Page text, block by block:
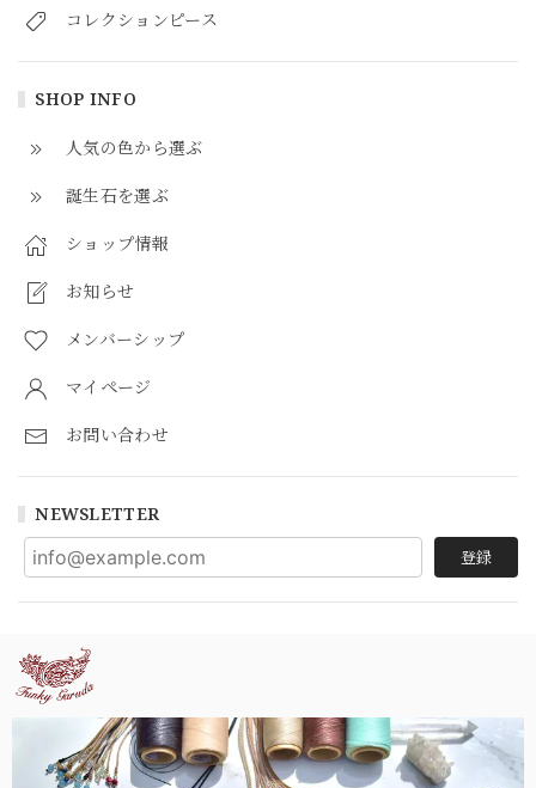
コレクションピース
SHOP INFO
人気の色から選ぶ
誕生石を選ぶ
ショップ情報
お知らせ
メンバーシップ
マイページ
お問い合わせ
NEWSLETTER
登録